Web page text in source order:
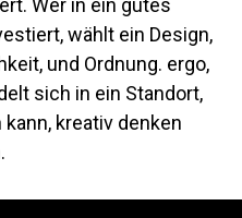
Wer in ein gutes
wählt ein Design,
und Ordnung. ergo,
sich in ein Standort,
kreativ denken